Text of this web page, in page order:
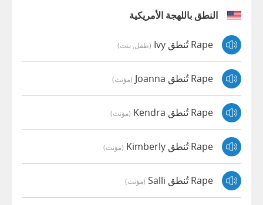
النطق باللهجة الأمريكية
Rape تُنطق Ivy (طفل, بنت)
Rape تُنطق Joanna (مؤنث)
Rape تُنطق Kendra (مؤنث)
Rape تُنطق Kimberly (مؤنث)
Rape تُنطق Salli (مؤنث)